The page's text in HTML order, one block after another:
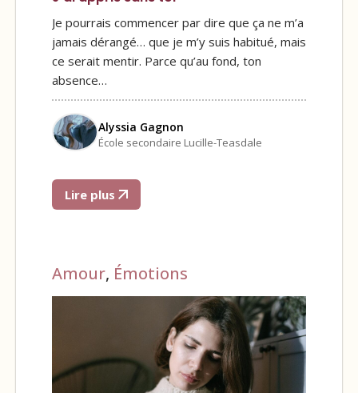
Je pourrais commencer par dire que ça ne m’a
jamais dérangé… que je m’y suis habitué, mais
ce serait mentir. Parce qu’au fond, ton
absence…
Alyssia Gagnon
École secondaire Lucille-Teasdale
Lire plus
Amour, Émotions